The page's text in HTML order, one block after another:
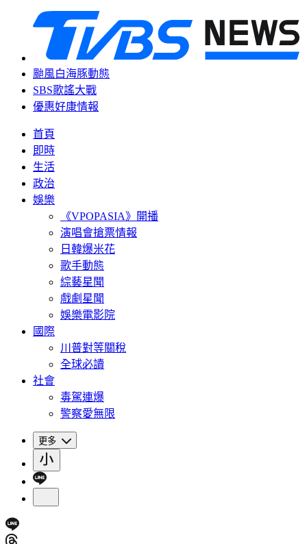
颱風白海豚動態
SBS歌謠大戰
優惠好康情報
首頁
即時
生活
政治
娛樂
《VPOPASIA》開播
演唱會搶票情報
日韓爆米花
歌手動態
綜藝星聞
戲劇星聞
娛樂電影院
國際
川普對等關稅
全球必讀
社會
毒駕連爆
警察愛無限
更多